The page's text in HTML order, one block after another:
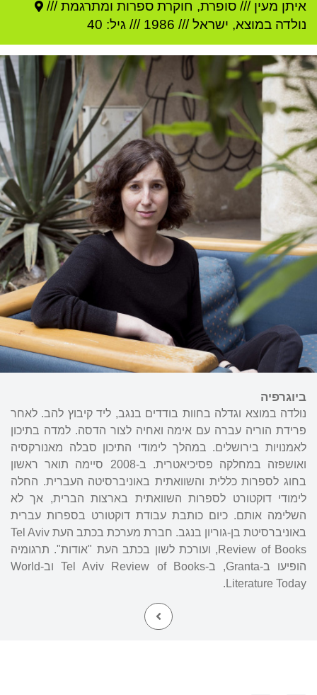
איתן מעין /// סופרת, חוקרת ספרות ומתרגמת ///
נולדה במוצא, ישראל///
1986 /// גיל: 40
ביוגרפיה
נולדה במוצא וגדלה בחוות בודדים בנגב, ליד קיבוץ להב. לאחר
פרידת הוריה עברה עם אימה ואחיה לצור הדסה. למדה בתיכון
לאמנויות בירושלים. במהלך לימודי התיכון סבלה מאנורקסיה
ואושפזה במחלקה פסיכיאטרית. ב-2008 סיימה תואר ראשון
בחוג לספרות כללית והשוואתית באוניברסיטה העברית. החלה
לימודי דוקטורט לספרות השוואתית בארצות הברית, אך לא
השלימה אותם. כיום כותבת עבודת דוקטורט בספרות עברית
באוניברסיטת בן-גוריון בנגב. חברת מערכת בכתב העת Tel Aviv
Review of Books, ועורכת לשון בכתב העת "אודות". תרגומיה
הופיעו ב-Granta, ב-Tel Aviv Review of Books וב-World
Literature Today.